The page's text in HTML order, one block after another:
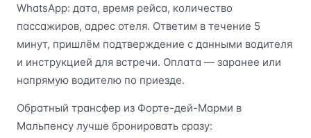
WhatsApp: дата, время рейса, количество
пассажиров, адрес отеля. Ответим в течение 5
минут, пришлём подтверждение с данными водителя
и инструкцией для встречи. Оплата — заранее или
напрямую водителю по приезде.
Обратный трансфер из Форте-дей-Марми в
Мальпенсу лучше бронировать сразу: